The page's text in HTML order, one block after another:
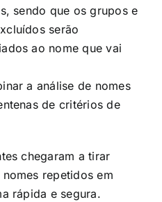
sendo que os grupos e
serão
ao nome que vai
a análise de nomes
de critérios de
chegaram a tirar
repetidos em
rápida e segura.